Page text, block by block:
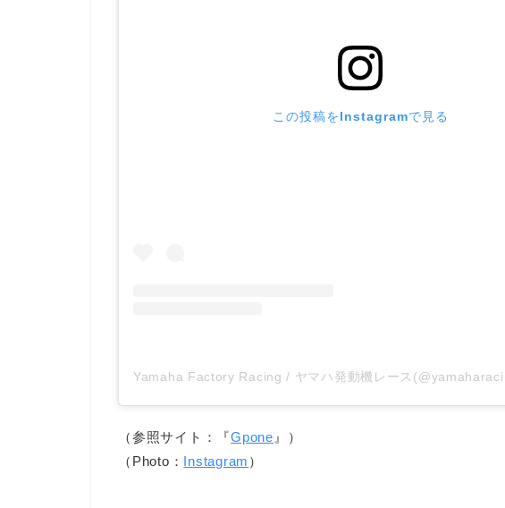
この投稿をInstagramで見る
（参照サイト：『Gpone 』）
（Photo： Instagram ）